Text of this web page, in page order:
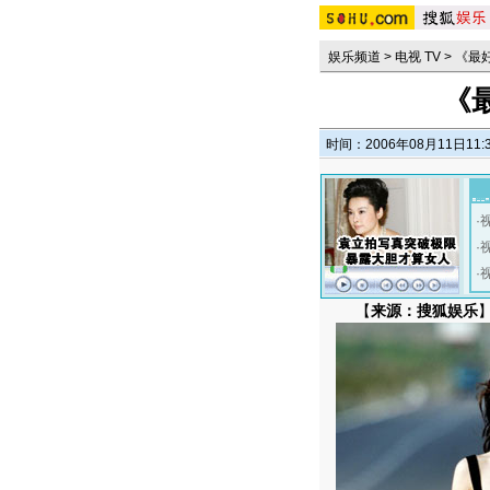
娱乐频道 > 电视 TV > 《最
时间：2006年08月11日
·
·
·
【来源：搜狐娱乐